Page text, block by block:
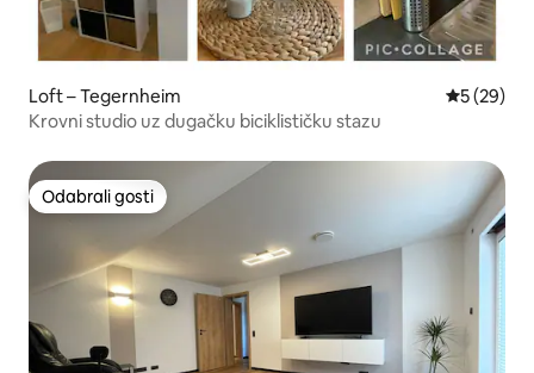
Loft – Tegernheim Prosječna
5 (29)
Krovni studio uz dugačku biciklističku stazu
Odabrali gosti
Odabrali gosti